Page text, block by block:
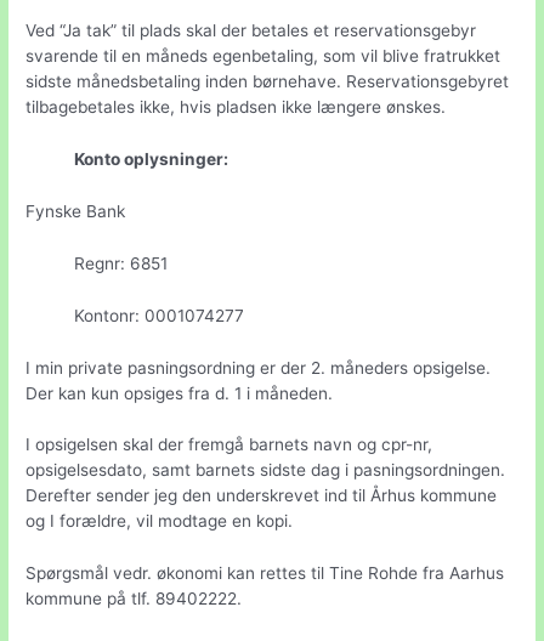
Ved “Ja tak” til plads skal der betales et reservationsgebyr
svarende til en måneds egenbetaling, som vil blive fratrukket
sidste månedsbetaling inden børnehave. Reservationsgebyret
tilbagebetales ikke, hvis pladsen ikke længere ønskes.
Konto oplysninger:
Fynske Bank
Regnr: 6851
Kontonr: 0001074277
I min private pasningsordning er der 2. måneders opsigelse.
Der kan kun opsiges fra d. 1 i måneden.
I opsigelsen skal der fremgå barnets navn og cpr-nr,
opsigelsesdato, samt barnets sidste dag i pasningsordningen.
Derefter sender jeg den underskrevet ind til Århus kommune
og I forældre, vil modtage en kopi.
Spørgsmål vedr. økonomi kan rettes til Tine Rohde fra Aarhus
kommune på tlf. 89402222.